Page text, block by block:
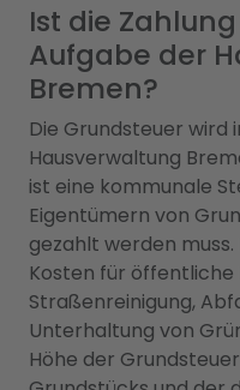
Ist die
Aufgabe der
Bremen?
Die Grundsteuer wird
Hausverwaltung
ist eine kommunale
Eigentümern von
gezahlt werden muss.
Kosten für öffentliche
Straßenreinigung,
Unterhaltung von
Höhe der